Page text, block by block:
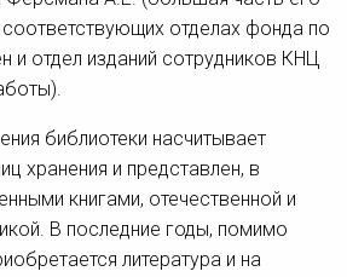
соответствующих отделах фонда по
и отдел изданий сотрудников КНЦ
библиотеки насчитывает
хранения и представлен, в
книгами, отечественной и
В последние годы, помимо
литература и на